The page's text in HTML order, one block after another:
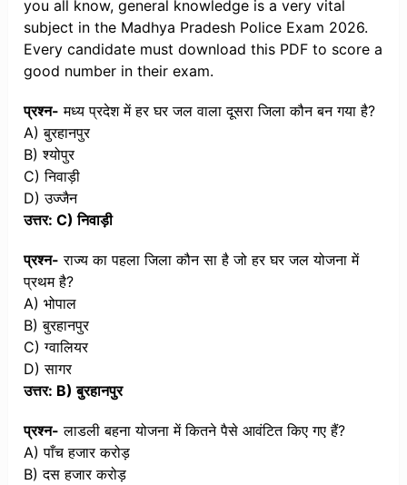
you all know, general knowledge is a very vital
subject in the Madhya Pradesh Police Exam 2026.
Every candidate must download this PDF to score a
good number in their exam.
प्रश्न- मध्य प्रदेश में हर घर जल वाला दूसरा जिला कौन बन गया है?
A) बुरहानपुर
B) श्योपुर
C) निवाड़ी
D) उज्जैन
उत्तर: C) निवाड़ी
प्रश्न- राज्य का पहला जिला कौन सा है जो हर घर जल योजना में
प्रथम है?
A) भोपाल
B) बुरहानपुर
C) ग्वालियर
D) सागर
उत्तर: B) बुरहानपुर
प्रश्न- लाडली बहना योजना में कितने पैसे आवंटित किए गए हैं?
A) पाँच हजार करोड़
B) दस हजार करोड़